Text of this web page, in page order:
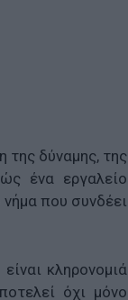
της δύναμης, της
ένα εργαλείο
που συνδέει
κληρονομιά
όχι μόνο